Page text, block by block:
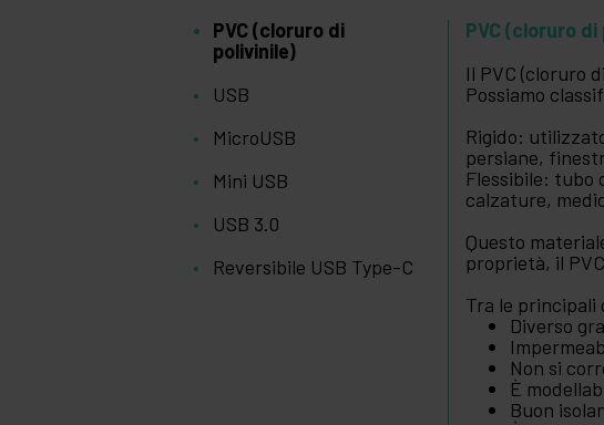
PVC (cloruro di
polivinile)
USB
MicroUSB
Mini USB
USB 3.0
Reversibile USB Type-C
PVC (cloruro
Il PVC (cloruro
Possiamo
Rigido:
persiane,
Flessibile: tubo
calzature,
Questo
proprietà, il
Tra le
Diverso
Non si
È
Buon